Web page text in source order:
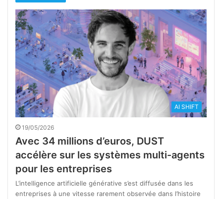
AI SHIFT
19/05/2026
Avec 34 millions d’euros, DUST
accélère sur les systèmes multi-agents
pour les entreprises
L’intelligence artificielle générative s’est diffusée dans les
entreprises à une vitesse rarement observée dans l’histoire